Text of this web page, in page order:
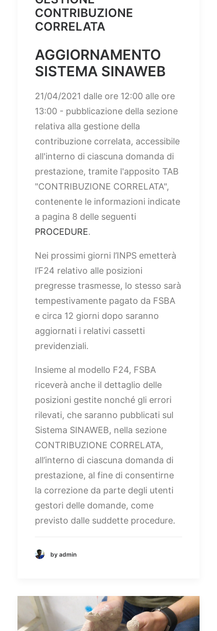
CONTRIBUZIONE
CORRELATA
AGGIORNAMENTO
SISTEMA SINAWEB
21/04/2021 dalle ore 12:00 alle ore
13:00 - pubblicazione della sezione
relativa alla gestione della
contribuzione correlata, accessibile
all'interno di ciascuna domanda di
prestazione, tramite l'apposito TAB
"CONTRIBUZIONE CORRELATA",
contenente le informazioni indicate
a pagina 8 delle seguenti
PROCEDURE.
Nei prossimi giorni l’INPS emetterà
l’F24 relativo alle posizioni
pregresse trasmesse, lo stesso sarà
tempestivamente pagato da FSBA
e circa 12 giorni dopo saranno
aggiornati i relativi cassetti
previdenziali.
Insieme al modello F24, FSBA
riceverà anche il dettaglio delle
posizioni gestite nonché gli errori
rilevati, che saranno pubblicati sul
Sistema SINAWEB, nella sezione
CONTRIBUZIONE CORRELATA,
all’interno di ciascuna domanda di
prestazione, al fine di consentirne
la correzione da parte degli utenti
gestori delle domande, come
previsto dalle suddette procedure.
by admin